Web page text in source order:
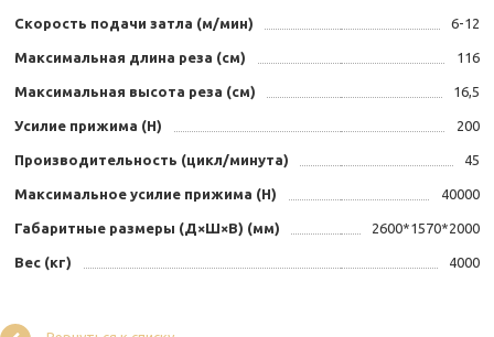
Скорость подачи затла (м/мин) 6-12
Максимальная длина реза (см) 116
Максимальная высота реза (см) 16,5
Усилие прижима (Н) 200
Производительность (цикл/минута) 45
Максимальное усилие прижима (Н) 40000
Габаритные размеры (Д×Ш×В) (мм) 2600*1570*2000
Вес (кг) 4000